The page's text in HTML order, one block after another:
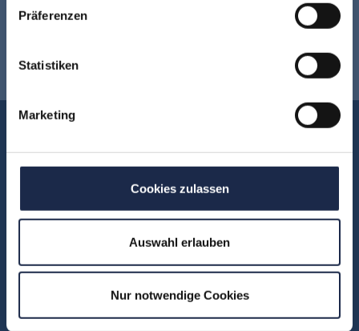
Präferenzen
Statistiken
Marketing
Cookies zulassen
Auswahl erlauben
Nur notwendige Cookies
Jetzt für den
MVFP Akademie
Über uns
Fachbereiche